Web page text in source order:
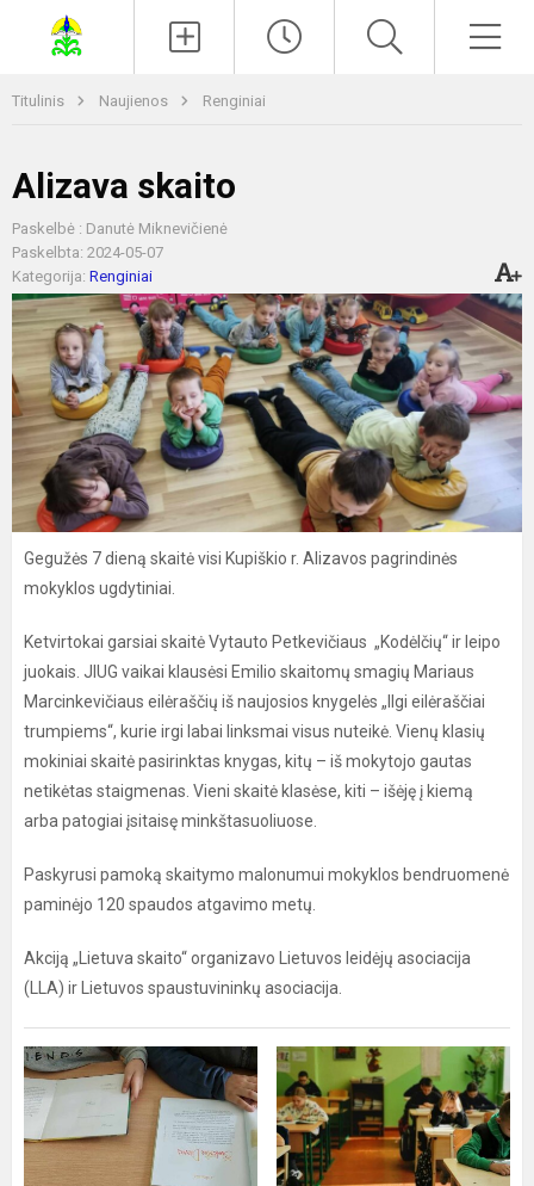
Titulinis Naujienos Renginiai
Alizava skaito
Paskelbė : Danutė Miknevičienė
Paskelbta: 2024-05-07
Kategorija: Renginiai
Gegužės 7 dieną skaitė visi Kupiškio r. Alizavos pagrindinės
mokyklos ugdytiniai.
Ketvirtokai garsiai skaitė Vytauto Petkevičiaus „Kodėlčių“ ir leipo
juokais. JIUG vaikai klausėsi Emilio skaitomų smagių Mariaus
Marcinkevičiaus eilėraščių iš naujosios knygelės „Ilgi eilėraščiai
trumpiems“, kurie irgi labai linksmai visus nuteikė. Vienų klasių
mokiniai skaitė pasirinktas knygas, kitų – iš mokytojo gautas
netikėtas staigmenas. Vieni skaitė klasėse, kiti – išėję į kiemą
arba patogiai įsitaisę minkštasuoliuose.
Paskyrusi pamoką skaitymo malonumui mokyklos bendruomenė
paminėjo 120 spaudos atgavimo metų.
Akciją „Lietuva skaito“ organizavo Lietuvos leidėjų asociacija
(LLA) ir Lietuvos spaustuvininkų asociacija.